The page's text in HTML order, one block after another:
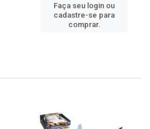
Faça seu login ou
cadastre-se para
comprar.